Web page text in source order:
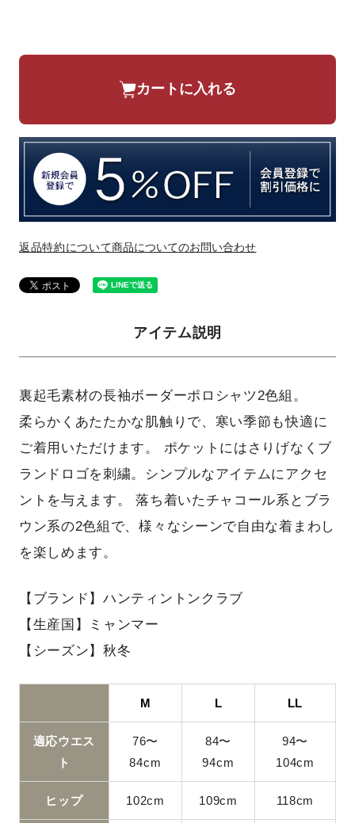
カートに入れる
返品特約について商品についてのお問い合わせ
アイテム説明
裏起毛素材の長袖ボーダーポロシャツ2色組。
柔らかくあたたかな肌触りで、寒い季節も快適に
ご着用いただけます。 ポケットにはさりげなくブ
ランドロゴを刺繍。シンプルなアイテムにアクセ
ントを与えます。 落ち着いたチャコール系とブラ
ウン系の2色組で、様々なシーンで自由な着まわし
を楽しめます。
【ブランド】ハンティントンクラブ
【生産国】ミャンマー
【シーズン】秋冬
M L LL
適応ウエス
ト
76〜
84cm
84〜
94cm
94〜
104cm
ヒップ 102cm 109cm 118cm